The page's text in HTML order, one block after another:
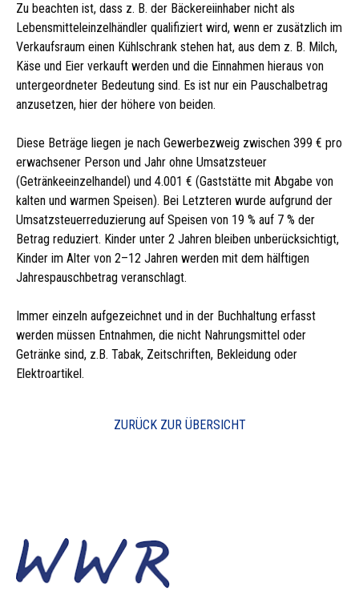
Zu beachten ist, dass z. B. der Bäckereiinhaber nicht als
Lebensmitteleinzelhändler qualifiziert wird, wenn er zusätzlich im
Verkaufsraum einen Kühlschrank stehen hat, aus dem z. B. Milch,
Käse und Eier verkauft werden und die Einnahmen hieraus von
untergeordneter Bedeutung sind. Es ist nur ein Pauschalbetrag
anzusetzen, hier der höhere von beiden.
Diese Beträge liegen je nach Gewerbezweig zwischen 399 € pro
erwachsener Person und Jahr ohne Umsatzsteuer
(Getränkeeinzelhandel) und 4.001 € (Gaststätte mit Abgabe von
kalten und warmen Speisen). Bei Letzteren wurde aufgrund der
Umsatzsteuerreduzierung auf Speisen von 19 % auf 7 % der
Betrag reduziert. Kinder unter 2 Jahren bleiben unberücksichtigt,
Kinder im Alter von 2–12 Jahren werden mit dem hälftigen
Jahrespauschbetrag veranschlagt.
Immer einzeln aufgezeichnet und in der Buchhaltung erfasst
werden müssen Entnahmen, die nicht Nahrungsmittel oder
Getränke sind, z.B. Tabak, Zeitschriften, Bekleidung oder
Elektroartikel.
ZURÜCK ZUR ÜBERSICHT